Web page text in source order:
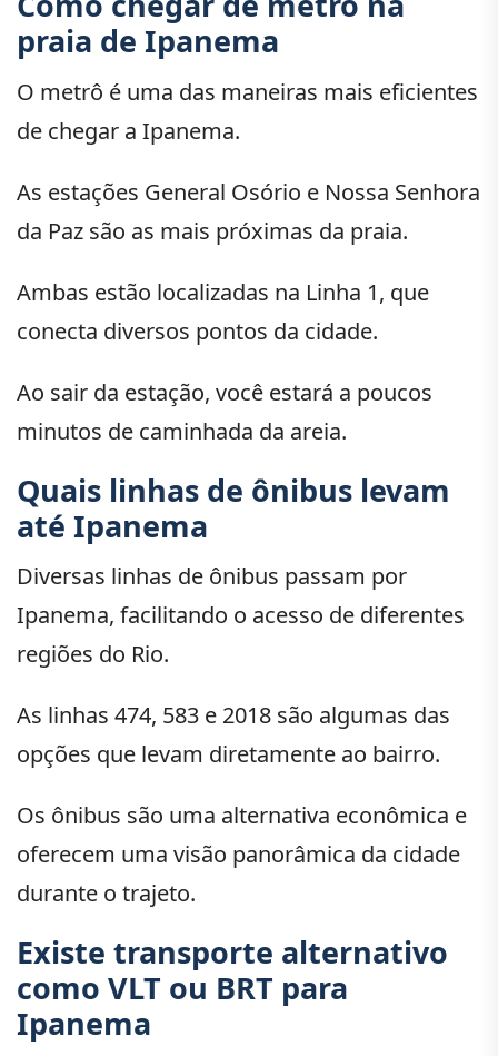
praia de Ipanema
O metrô é uma das maneiras mais eficientes
de chegar a Ipanema.
As estações General Osório e Nossa Senhora
da Paz são as mais próximas da praia.
Ambas estão localizadas na Linha 1, que
conecta diversos pontos da cidade.
Ao sair da estação, você estará a poucos
minutos de caminhada da areia.
Quais linhas de ônibus levam
até Ipanema
Diversas linhas de ônibus passam por
Ipanema, facilitando o acesso de diferentes
regiões do Rio.
As linhas 474, 583 e 2018 são algumas das
opções que levam diretamente ao bairro.
Os ônibus são uma alternativa econômica e
oferecem uma visão panorâmica da cidade
durante o trajeto.
Existe transporte alternativo
como VLT ou BRT para
Ipanema